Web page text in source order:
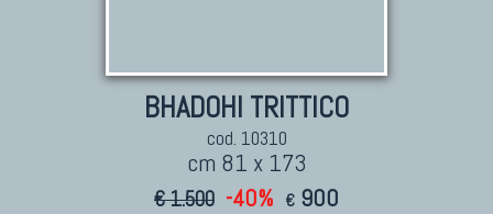
BHADOHI TRITTICO
cod. 10310
cm 81 x 173
€ 1.500 -40% € 900